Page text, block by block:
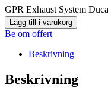
GPR Exhaust System
Lägg till i varukorg
Be om offert
Beskrivning
Beskrivning